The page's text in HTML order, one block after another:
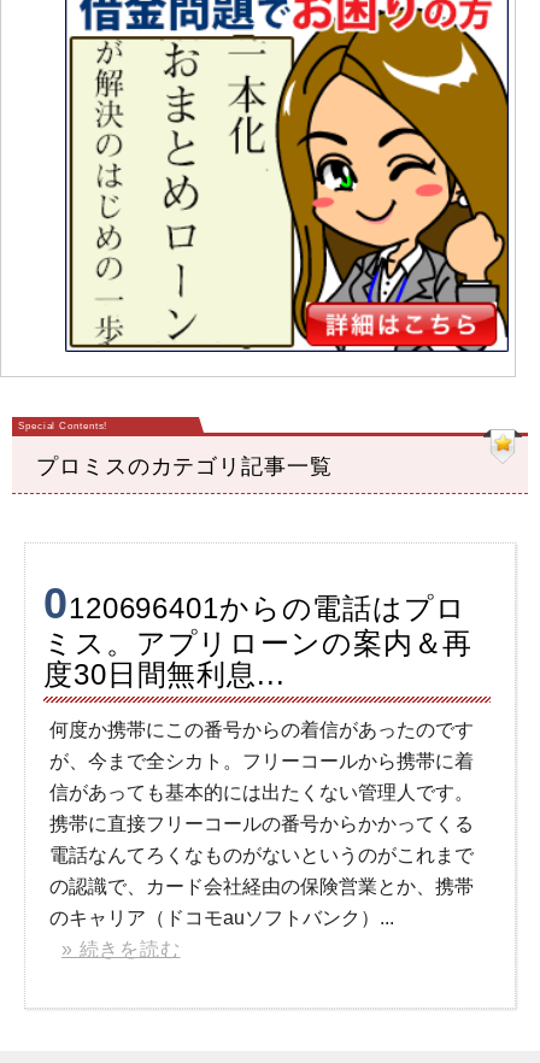
プロミスのカテゴリ記事一覧
0120696401からの電話はプロ
ミス。アプリローンの案内＆再
度30日間無利息...
何度か携帯にこの番号からの着信があったのです
が、今まで全シカト。フリーコールから携帯に着
信があっても基本的には出たくない管理人です。
携帯に直接フリーコールの番号からかかってくる
電話なんてろくなものがないというのがこれまで
の認識で、カード会社経由の保険営業とか、携帯
のキャリア（ドコモauソフトバンク）...
» 続きを読む